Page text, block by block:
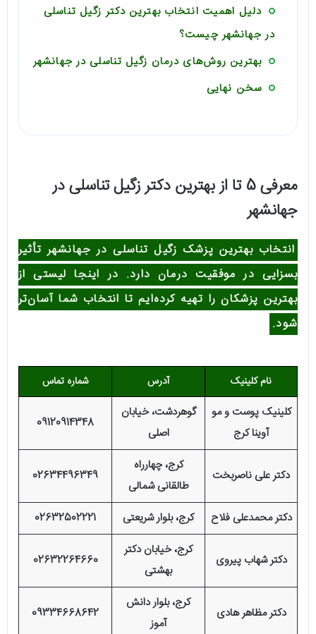
دلیل اهمیت انتخاب بهترین دکتر زگیل تناسلی
در جهانشهر چیست؟
بهترین روش‌های درمان زگیل تناسلی در جهانشهر
سخن نهایی
معرفی 5 تا از بهترین دکتر زگیل تناسلی در
جهانشهر
انتخاب بهترین پزشک زگیل تناسلی در جهانشهر تأثیر
بسزایی در موفقیت درمان دارد. در اینجا لیستی از
بهترین پزشکان را تهیه کرده‌ایم تا انتخاب شما آسان‌تر
شود.
نام کلینیک آدرس شماره تماس
کلینیک پوست و مو
آوینا کرج
گوهردشت، خیابان
اصلی
09120914348
دکتر علی ناصربخت
کرج، چهارراه
طالقانی شمالی
02634496349
دکتر محمدعلی فلاح کرج، بلوار شریعتی 02632502221
دکتر شهاب پیروی
کرج، خیابان دکتر
بهشتی
02632264660
دکتر مظاهر هادی
کرج، بلوار دانش
آموز
09334668642